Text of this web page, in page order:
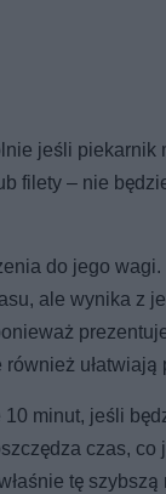
jeśli piekarnik
filety – nie
do jego
ale wynika z
ułatwiają
minut, jeśli
czas, co
tę szybszą